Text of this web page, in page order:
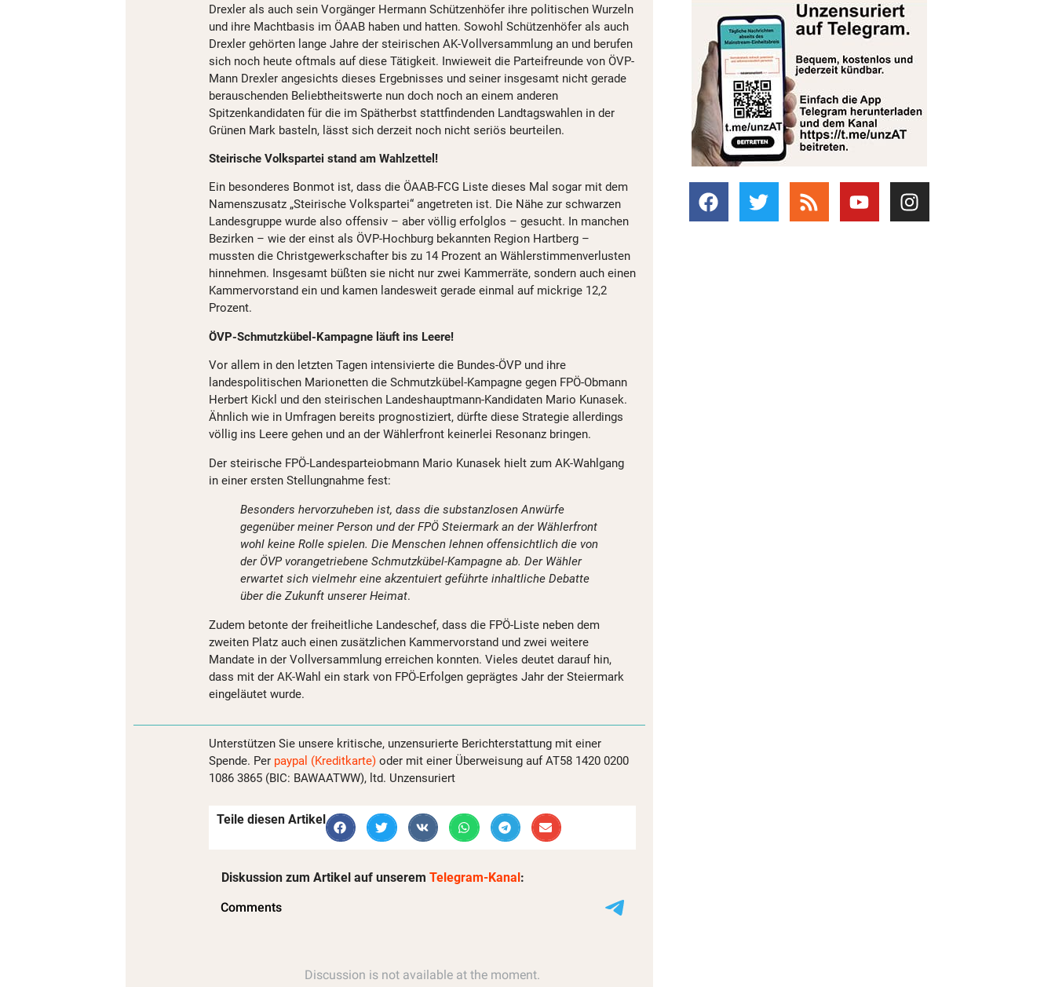
Drexler als auch sein Vorgänger Hermann Schützenhöfer ihre politischen Wurzeln
und ihre Machtbasis im ÖAAB haben und hatten. Sowohl Schützenhöfer als auch
Drexler gehörten lange Jahre der steirischen AK-Vollversammlung an und berufen
sich noch heute oftmals auf diese Tätigkeit. Inwieweit die Parteifreunde von ÖVP-
Mann Drexler angesichts dieses Ergebnisses und seiner insgesamt nicht gerade
berauschenden Beliebtheitswerte nun doch noch an einem anderen
Spitzenkandidaten für die im Spätherbst stattfindenden Landtagswahlen in der
Grünen Mark basteln, lässt sich derzeit noch nicht seriös beurteilen.
Steirische Volkspartei stand am Wahlzettel!
Ein besonderes Bonmot ist, dass die ÖAAB-FCG Liste dieses Mal sogar mit dem
Namenszusatz „Steirische Volkspartei“ angetreten ist. Die Nähe zur schwarzen
Landesgruppe wurde also offensiv – aber völlig erfolglos – gesucht. In manchen
Bezirken – wie der einst als ÖVP-Hochburg bekannten Region Hartberg –
mussten die Christgewerkschafter bis zu 14 Prozent an Wählerstimmenverlusten
hinnehmen. Insgesamt büßten sie nicht nur zwei Kammerräte, sondern auch einen
Kammervorstand ein und kamen landesweit gerade einmal auf mickrige 12,2
Prozent.
ÖVP-Schmutzkübel-Kampagne läuft ins Leere!
Vor allem in den letzten Tagen intensivierte die Bundes-ÖVP und ihre
landespolitischen Marionetten die Schmutzkübel-Kampagne gegen FPÖ-Obmann
Herbert Kickl und den steirischen Landeshauptmann-Kandidaten Mario Kunasek.
Ähnlich wie in Umfragen bereits prognostiziert, dürfte diese Strategie allerdings
völlig ins Leere gehen und an der Wählerfront keinerlei Resonanz bringen.
Der steirische FPÖ-Landesparteiobmann Mario Kunasek hielt zum AK-Wahlgang
in einer ersten Stellungnahme fest:
Besonders hervorzuheben ist, dass die substanzlosen Anwürfe
gegenüber meiner Person und der FPÖ Steiermark an der Wählerfront
wohl keine Rolle spielen. Die Menschen lehnen offensichtlich die von
der ÖVP vorangetriebene Schmutzkübel-Kampagne ab. Der Wähler
erwartet sich vielmehr eine akzentuiert geführte inhaltliche Debatte
über die Zukunft unserer Heimat.
Zudem betonte der freiheitliche Landeschef, dass die FPÖ-Liste neben dem
zweiten Platz auch einen zusätzlichen Kammervorstand und zwei weitere
Mandate in der Vollversammlung erreichen konnten. Vieles deutet darauf hin,
dass mit der AK-Wahl ein stark von FPÖ-Erfolgen geprägtes Jahr der Steiermark
eingeläutet wurde.
Unterstützen Sie unsere kritische, unzensurierte Berichterstattung mit einer
Spende. Per paypal (Kreditkarte) oder mit einer Überweisung auf AT58 1420 0200
1086 3865 (BIC: BAWAATWW), ltd. Unzensuriert
Teile diesen Artikel
Diskussion zum Artikel auf unserem Telegram-Kanal: